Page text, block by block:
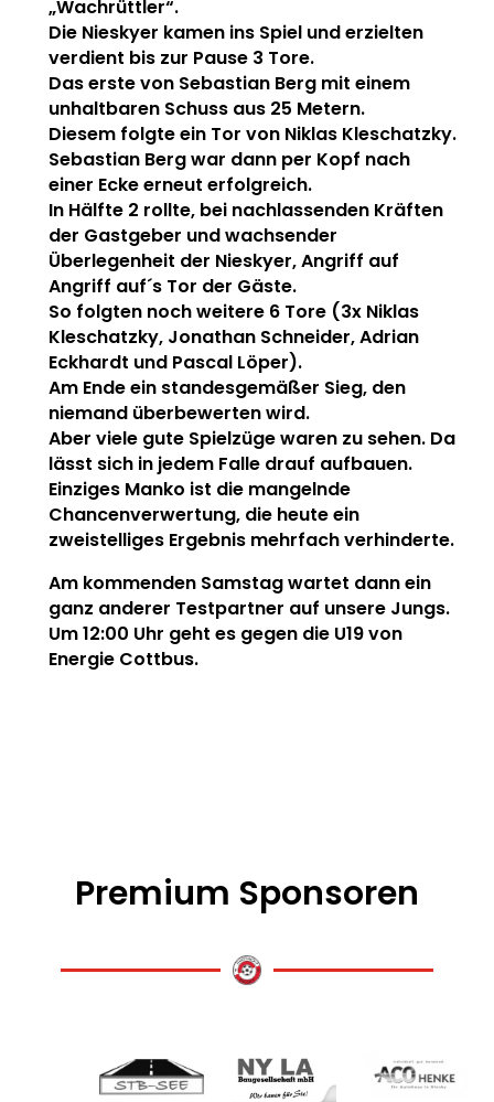
„Wachrüttler“.
Die Nieskyer kamen ins Spiel und erzielten
verdient bis zur Pause 3 Tore.
Das erste von Sebastian Berg mit einem
unhaltbaren Schuss aus 25 Metern.
Diesem folgte ein Tor von Niklas Kleschatzky.
Sebastian Berg war dann per Kopf nach
einer Ecke erneut erfolgreich.
In Hälfte 2 rollte, bei nachlassenden Kräften
der Gastgeber und wachsender
Überlegenheit der Nieskyer, Angriff auf
Angriff auf´s Tor der Gäste.
So folgten noch weitere 6 Tore (3x Niklas
Kleschatzky, Jonathan Schneider, Adrian
Eckhardt und Pascal Löper).
Am Ende ein standesgemäßer Sieg, den
niemand überbewerten wird.
Aber viele gute Spielzüge waren zu sehen. Da
lässt sich in jedem Falle drauf aufbauen.
Einziges Manko ist die mangelnde
Chancenverwertung, die heute ein
zweistelliges Ergebnis mehrfach verhinderte.
Am kommenden Samstag wartet dann ein
ganz anderer Testpartner auf unsere Jungs.
Um 12:00 Uhr geht es gegen die U19 von
Energie Cottbus.
Premium Sponsoren